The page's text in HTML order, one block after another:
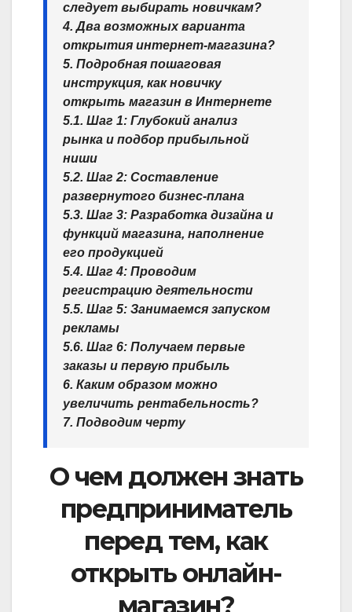
следует выбирать новичкам?
4. Два возможных варианта
открытия интернет-магазина?
5. Подробная пошаговая
инструкция, как новичку
открыть магазин в Интернете
5.1. Шаг 1: Глубокий анализ
рынка и подбор прибыльной
ниши
5.2. Шаг 2: Составление
развернутого бизнес-плана
5.3. Шаг 3: Разработка дизайна и
функций магазина, наполнение
его продукцией
5.4. Шаг 4: Проводим
регистрацию деятельности
5.5. Шаг 5: Занимаемся запуском
рекламы
5.6. Шаг 6: Получаем первые
заказы и первую прибыль
6. Каким образом можно
увеличить рентабельность?
7. Подводим черту
О чем должен знать
предприниматель
перед тем, как
открыть онлайн-
магазин?